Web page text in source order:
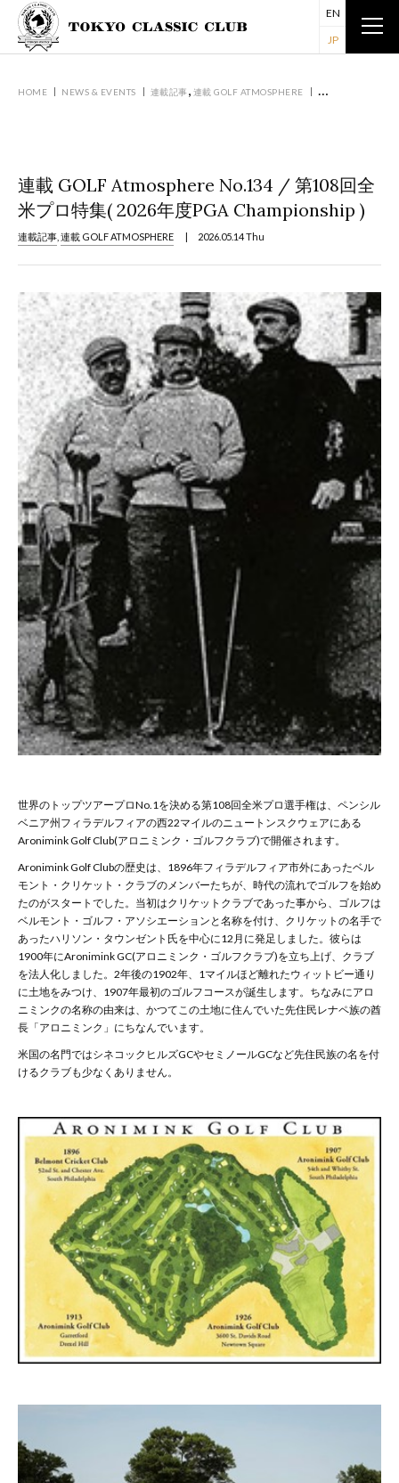
EN
JP
HOME NEWS & EVENTS 連載記事, 連載 GOLF ATMOSPHERE 連載 GOLF
連載 GOLF Atmosphere No.134 / 第108回全
米プロ特集( 2026年度PGA Championship )
連載記事 連載 GOLF ATMOSPHERE | 2026.05.14 Thu
世界のトップツアープロNo.1 を決める第108回全米プロ選手権は、ペンシル
ベニア州フィラデルフィアの西22マイルのニュートンスクウェアにある
Aronimink Golf Club(アロニミンク・ゴルフクラブ)で開催されます。
Aronimink Golf Clubの歴史は、1896年フィラデルフィア市外にあったベル
モント・クリケット・クラブのメンバーたちが、時代の流れでゴルフを始め
たのがスタートでした。当初はクリケットクラブであった事から、ゴルフは
ベルモント・ゴルフ・アソシエーションと名称を付け、クリケットの名手で
あったハリソン・タウンゼント氏を中心に12月に発足しました。彼らは
1900年にAronimink GC(アロニミンク・ゴルフクラブ)を立ち上げ、クラブ
を法人化しました。2年後の1902年、1マイルほど離れたウィットビー通り
に土地をみつけ、1907年最初のゴルフコースが誕生します。ちなみにアロ
ニミンクの名称の由来は、かつてこの土地に住んでいた先住民レナペ族の酋
長「アロニミンク」にちなんでいます。
米国の名門ではシネコックヒルズGCやセミノールGCなど先住民族の名を付
けるクラブも少なくありません。